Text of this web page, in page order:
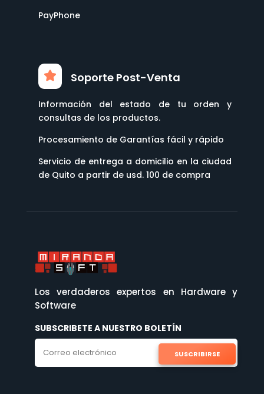
PayPhone
Soporte Post-Venta
Información del estado de tu orden y
consultas de los productos.
Procesamiento de Garantías fácil y rápido
Servicio de entrega a domicilio en la ciudad
de Quito a partir de usd. 100 de compra
Los verdaderos expertos en Hardware y
Software
SUBSCRIBETE A NUESTRO BOLETÍN
SUSCRIBIRSE